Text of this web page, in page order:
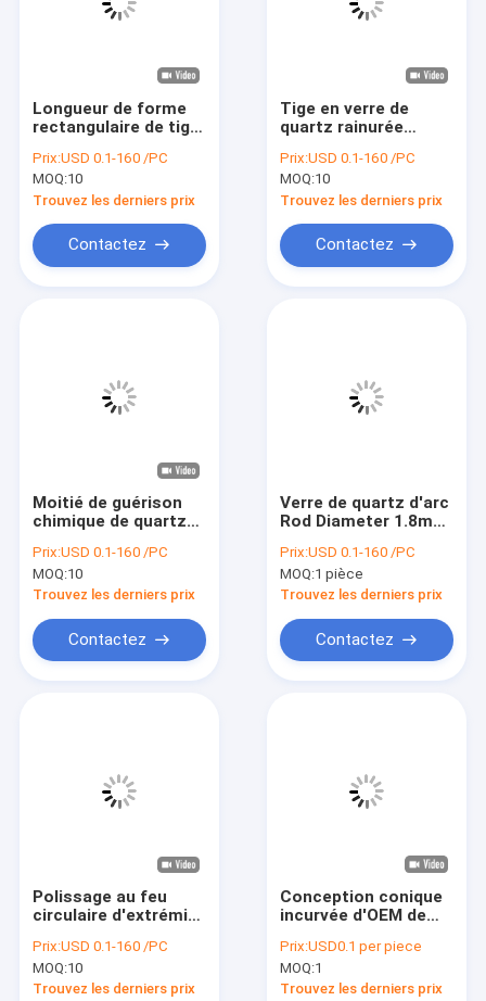
Vidéos
Contrôle de la qualité
Longueur de forme
rectangulaire de tige
haute précision 3-
300mm
Prix:USD 0.1-160 /PC
MOQ:10
Trouvez les derniers prix
Contactez
Tige en verre de
quartz rainurée
découpe et le
moulage
Prix:USD 0.1-160 /PC
MOQ:10
Trouvez les derniers prix
Contactez
Moitié de guérison
chimique de quartz
conducteur rond de
Rod End Face
Grinding For
Prix:USD 0.1-160 /PC
MOQ:10
Trouvez les derniers prix
Contactez
Verre de quartz d'arc
Rod Diameter 1.8mm
de lampes flash de
laser
Prix:USD 0.1-160 /PC
MOQ:1 pièce
Trouvez les derniers prix
Contactez
Polissage au feu
circulaire d'extrémité
3.45mm de quartz
pour des
télécommunications
Prix:USD 0.1-160 /PC
MOQ:10
Trouvez les derniers prix
Conception conique
incurvée d'OEM de
quartz pour le
dispositif de
traitement dentaire
Prix:USD0.1 per piece
MOQ:1
Trouvez les derniers prix